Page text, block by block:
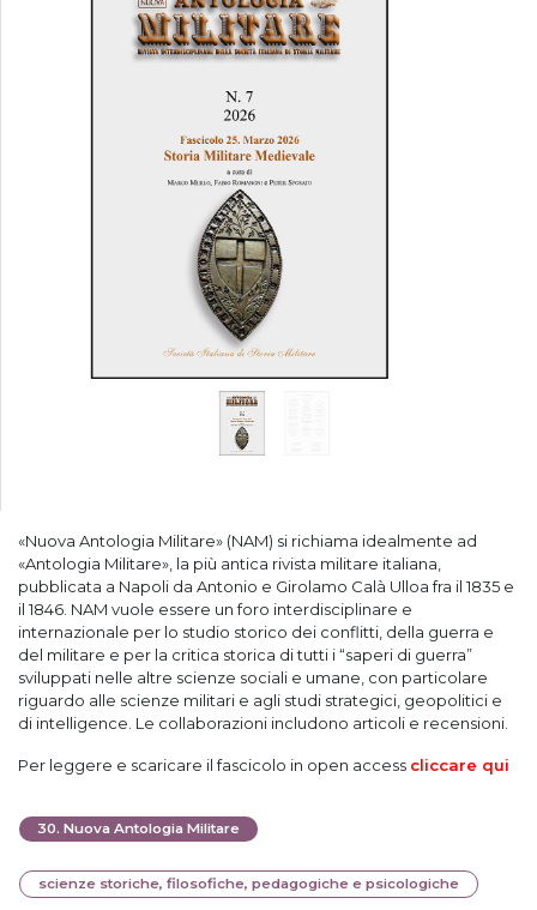
«Nuova Antologia Militare» (NAM) si richiama idealmente ad
«Antologia Militare», la più antica rivista militare italiana,
pubblicata a Napoli da Antonio e Girolamo Calà Ulloa fra il 1835 e
il 1846. NAM vuole essere un foro interdisciplinare e
internazionale per lo studio storico dei conflitti, della guerra e
del militare e per la critica storica di tutti i “saperi di guerra”
sviluppati nelle altre scienze sociali e umane, con particolare
riguardo alle scienze militari e agli studi strategici, geopolitici e
di intelligence. Le collaborazioni includono articoli e recensioni.
Per leggere e scaricare il fascicolo in open access cliccare qui
30. Nuova Antologia Militare
scienze storiche, filosofiche, pedagogiche e psicologiche